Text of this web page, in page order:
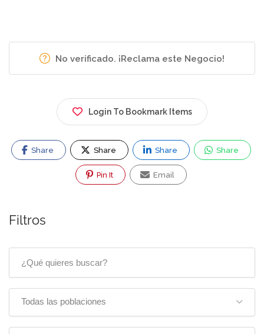
No verificado. ¡Reclama este Negocio!
Login To Bookmark Items
Share Share Share Share
Pin It Email
Filtros
Todas las poblaciones